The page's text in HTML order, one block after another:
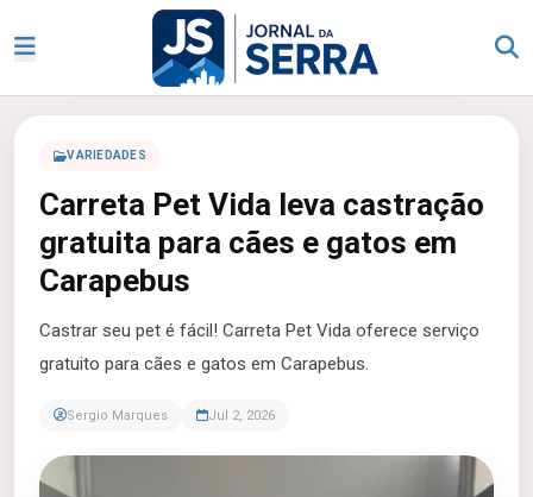
VARIEDADES
Carreta Pet Vida leva castração
gratuita para cães e gatos em
Carapebus
Castrar seu pet é fácil! Carreta Pet Vida oferece serviço
gratuito para cães e gatos em Carapebus.
Sergio Marques Jul 2, 2026